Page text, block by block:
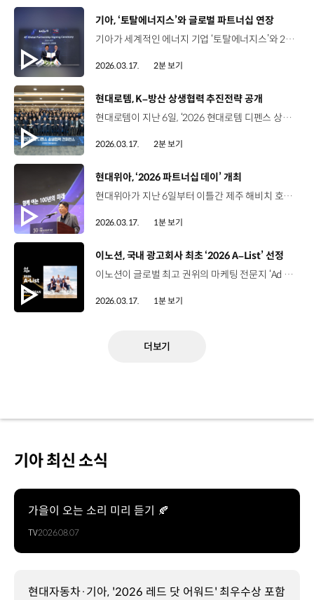
[동영상]
기아, ‘토탈에너지스’와 글로벌 파트너십 연장
기아가 세계적인 에너지 기업 ‘토탈에너지스’와 2031년까지 글로벌 파트너십을 연장하는 업무 협약을 체결했습니다. 토탈에너지스는 프랑스에 본사를 둔 글로벌 석유·천연가스 기업으로, 전 세계 120여 개국에 진출해 있는데요. 기아와는 2011년, 첫 파트너십을 맺고 지금까지 5년 단위로 세 차례 재계약을 했습니다. 용인시 오산교육센터에서 열린 계약연장 체결식에는 기아 및 토탈에너지스 담당 임직원들이 참석했습니다. 황동환 상무 / 기아 오너십관리사업부장기아와 토탈에너지스는 지난 15년간 강력한 파트너십을 이어왔습니다. 앞으로도 50년 이상 이 협력 관계가 지속되기를 기대합니다.Kia and Total Energies have been a strong partnership for 15 years. I believe we will keep our partnership 50 years from now. 엘로디 루스 / 토탈에너지스 자동차부문 부사장이번 파트너십을 5년 더 연장하게 되어 오늘은 저희에게 매우 뜻깊은 날입니다. 앞으로도 기아와 함께 비즈니스를 지속적으로 발전시켜 나가겠으며, 우리가 이뤄온 성과에 대해 매우 자랑스럽게 생각합니다.It was again a very important day for us in order to renew this partnership for five more years. We will be there to keep developing the business and We are extremely proud of what you have done. 토탈에너지스는 앞으로 5년간 고품질 엔진오일을 경쟁력 있는 가격으로 기아의 전 세계 고객과 딜러에게 공급하고 지난 15년간 함께 진행해온 공동 프로젝트와 마케팅 역시 이어갈 예정인데요. 이 밖에도 양사는 하이브리드차를 포함한 친환경차 부문에서 협력 방향을 함께 논의하게 됩니다. 기아는 토탈에너지스와의 이번 재계약을 통해 고객 만족도와 서비스 경쟁력을 더욱 높여나갈 예정입니다.
2026.03.17. 2분 보기
[동영상]
현대로템, K–방산 상생협력 추진전략 공개
현대로템이 지난 6일, ‘2026 현대로템 디펜스 상생협력 콘퍼런스’를 열고 협력사와의 상생협력 전략을 공개했습니다. 경남 창원공장에서 열린 이번 행사는 67개 협력사 관계자와 현대로템 임직원 등이 참석해 K-방산 생태계의 성장을 도모하는 자리였습니다. 이용배 사장 / 현대로템 대표이사최근 이란 전쟁을 비롯해서 국제 정세가 급변하고 있는 엄중한 상황에서 세계는 K-방산의 역량과 역할에 그 어느 때보다 주목하고 있습니다. 현대로템은 올해부터 협력사에 대한 금융지원을 대폭 확대해 ‘상생성과공유제’를 새로 도입하고 ‘동반성장펀드’의 규모도 2배 이상 늘릴 예정인데요. 같은 날 신한은행과 3자 간 상생금융지원 MOU도 체결해 동반성장펀드의 효율적 운용 방안을 구체화했습니다. 현대로템은 앞으로 2년간 2,000억 원을 투입해 협력사의 기술 자립을 지원하고 상생협력 담당 조직을 신설하는 등 협력사와 동반 성장의 토대를 마련해 지속가능한 K-방산 생태계를 만들어 나갈 예정입니다.
2026.03.17. 2분 보기
[동영상]
현대위아, ‘2026 파트너십 데이’ 개최
현대위아가 지난 6일부터 이틀간 제주 해비치 호텔에서 ‘2026 파트너십 데이’를 열고 협력사와의 동반 성장 강화에 나섰습니다. 현대위아의 파트너십 데이는 매년 초 주요 협력사와 사업 전략과 비전을 공유하는 자리인데요. 이번 행사에는 현대위아 권오성 대표이사와 주요 임직원, 120여 개 협력사가 참석했습니다. 현대위아는 제품 기획, 개발, 양산 등 전 단계에서 협력사와 함께 기술 리더십을 구축하고 금융 지원 및 협력사의 판로 확대에도 나설 예정입니다. 올해로 창립 50주년을 맞은 현대위아는 협력사와의 동반 성장을 바탕으로 함께 미래를 준비하는 파트너로 나아갈 계획입니다.
2026.03.17. 1분 보기
[동영상]
이노션, 국내 광고회사 최초 ‘2026 A–List’ 선정
이노션이 글로벌 최고 권위의 마케팅 전문지 ‘Ad Age’가 선정한 ‘가장 뛰어난 마케팅 기업 톱10’에 국내 광고회사 최초로 이름을 올렸습니다. ‘A-List’는 미국 시장 내 에이전시를 대상으로 크리에이티브 성과와 함께 비즈니스 실적, 업계 영향력 등을 종합 평가해 선정하는 제도인데요. 이노션은 단일 캠페인의 성공을 넘어 전반적인 경영성과를 업계로부터 인정받아 미국에 진출한 국내 대행사 가운데 처음이자 유일하게 이름을 올렸습니다. 이로써 이노션은 2년 연속 ‘칸 라이언즈’ 그랑프리 수상에 이어 글로벌 광고 무대에서 대한민국 대표 대행사의 위상을 다시 한번 입증했습니다.
2026.03.17. 1분 보기
더보기
기아 최신 소식
가을이 오는 소리 미리 듣기 🍂
TV2026.08.07
현대자동차·기아, '2026 레드 닷 어워드' 최우수상 포함